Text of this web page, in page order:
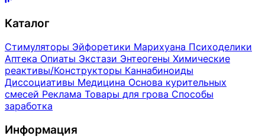
Каталог
Стимуляторы Эйфоретики Марихуана Психоделики
Аптека Опиаты Экстази Энтеогены Химические
реактивы/Конструкторы Каннабиноиды
Диссоциативы Медицина Основа курительных
смесей Реклама Товары для грова Способы
заработка
Информация